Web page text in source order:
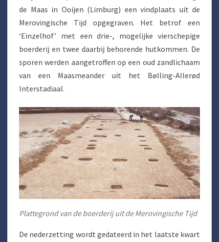
VAN
DE
MAAS
de Maas in Ooijen (Limburg) een vindplaats uit de
Merovingische Tijd opgegraven. Het betrof een
‘Einzelhof’ met een drie-, mogelijke vierschepige
boerderij en twee daarbij behorende hutkommen. De
sporen werden aangetroffen op een oud zandlichaam
van een Maasmeander uit het Bølling-Allerød
Interstadiaal.
Plattegrond van de boerderij uit de Merovingische Tijd
De nederzetting wordt gedateerd in het laatste kwart